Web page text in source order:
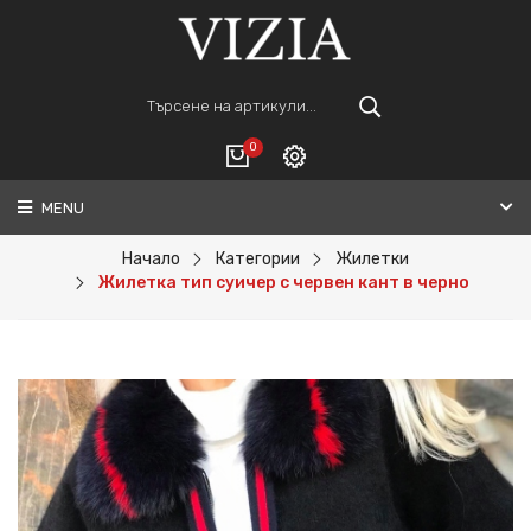
0
ВАШАТА КОЛИЧКА Е ПРАЗНА.
ПОРЪЧАЙ
Регистрация
MENU
Начало Категории
Жилетки
Жилетка тип суичер с червен кант в черно